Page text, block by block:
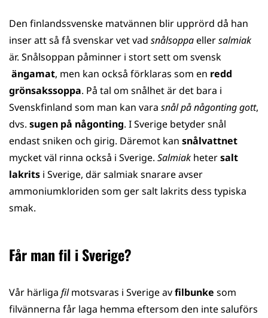
Den finlandssvenske matvännen blir upprörd då han
inser att så få svenskar vet vad snålsoppaellersalmiak
är. Snålsoppan påminner i stort sett om svensk
ängamat, men kan också förklaras som en redd
grönsakssoppa. På tal om snålhet är det bara i
Svenskfinland som man kan vara snål på någonting gott,
dvs. sugen på någonting. I Sverige betyder snål
endast sniken och girig. Däremot kan snålvattnet
mycket väl rinna också i Sverige. Salmiak hetersalt
lakrits i Sverige, där salmiak snarare avser
ammoniumkloriden som ger salt lakrits dess typiska
smak.
Får man fil i Sverige?
Vår härliga filmotsvaras i Sverige avfilbunke som
filvännerna får laga hemma eftersom den inte saluförs